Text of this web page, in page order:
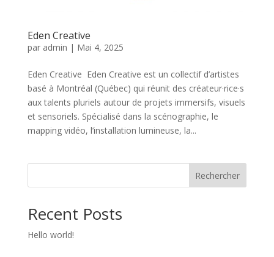
Eden Creative
par admin | Mai 4, 2025
Eden Creative Eden Creative est un collectif d’artistes
basé à Montréal (Québec) qui réunit des créateur·rice·s
aux talents pluriels autour de projets immersifs, visuels
et sensoriels. Spécialisé dans la scénographie, le
mapping vidéo, l’installation lumineuse, la...
Rechercher
Recent Posts
Hello world!